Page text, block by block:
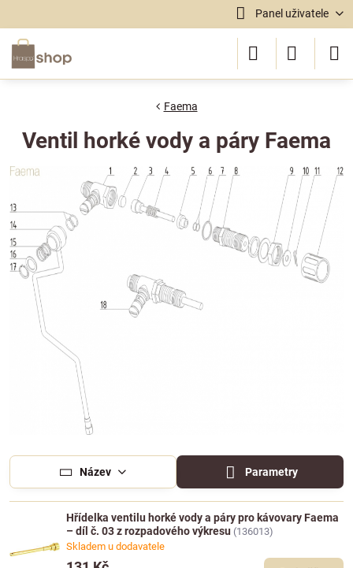
Panel uživatele
Faema
Ventil horké vody a páry Faema
Název Parametry
Hřídelka ventilu horké vody a páry pro kávovary Faema
– díl č. 03 z rozpadového výkresu (136013)
Skladem u dodavatele